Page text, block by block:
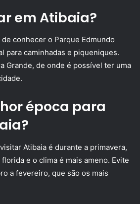
em Atibaia?
de conhecer o Parque Edmundo
para caminhadas e piqueniques.
Grande, de onde é possível ter uma
época para
Atibaia é durante a primavera,
e o clima é mais ameno. Evite
a fevereiro, que são os mais